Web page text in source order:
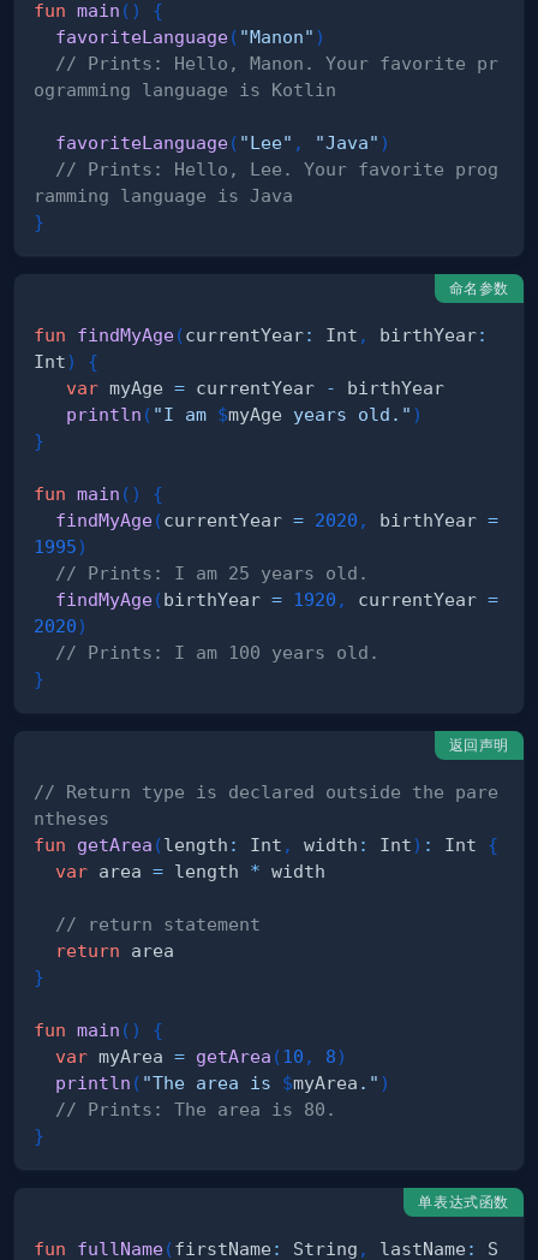
fun main ( )
{
favoriteLanguage( "Manon" )
// Prints: Hello, Manon. Your favorite pr
ogramming language is Kotlin
favoriteLanguage( "Lee" , "Java" )
// Prints: Hello, Lee. Your favorite prog
ramming language is Java
}
命名参数
fun findMyAge(currentYear: Int , birthYear:
Int)
{
var myAge = currentYear -
println ( "I am $myAge years old." )
}
fun main ( )
{
findMyAge(currentYear = 2020 , birthYear =
1995)
// Prints: I am 25 years old.
findMyAge(birthYear = 1920 , currentYear =
2020)
// Prints: I am 100 years old.
}
返回声明
// Return type is declared outside the pare
ntheses
fun
getArea (length : Int , width : Int) : Int {
var area = length *
// return statement
return
}
fun main ( )
{
var myArea = getArea (10 , 8)
println ( "The area is $myArea ." )
// Prints: The area is 80.
}
单表达式函数
fun fullName(firstName : String , lastName :
S